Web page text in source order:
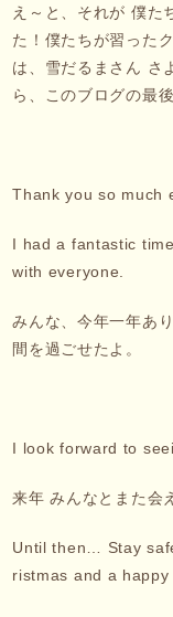
え～と、それが 僕た
た！僕たちが習った
は、雪だるまさん さ
ら、このブログの最
Thank you so much
I had a fantastic
with everyone.
みんな、今年一年あ
間を過ごせたよ。
I look forward to
来年 みんなとまた会
Until then… Stay
ristmas and a happy